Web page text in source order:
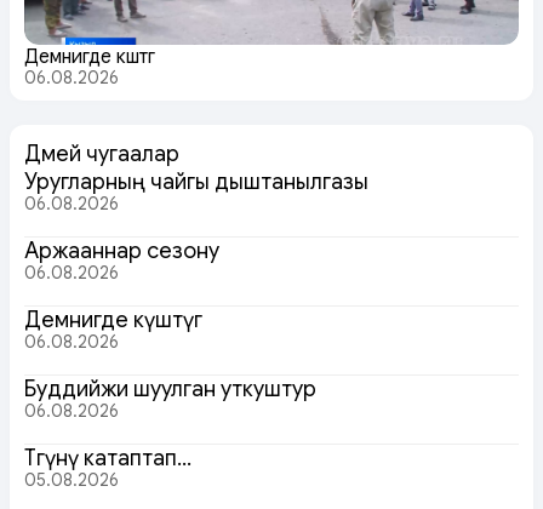
Демнигде күштүг
06.08.2026
Дөмей чугаалар
Уругларның чайгы дыштанылгазы
06.08.2026
Аржааннар сезону
06.08.2026
Демнигде күштүг
06.08.2026
Буддийжи шуулган уткуштур
06.08.2026
Төөгүнү катаптап…
05.08.2026